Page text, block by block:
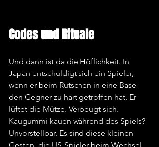
Codes und Rituale
Und dann ist da die Höflichkeit. In
Japan entschuldigt sich ein Spieler,
wenn er beim Rutschen in eine Base
den Gegner zu hart getroffen hat. Er
lüftet die Mütze. Verbeugt sich.
Kaugummi kauen während des Spiels?
Unvorstellbar. Es sind diese kleinen
Gesten, die US-Spieler beim Wechsel